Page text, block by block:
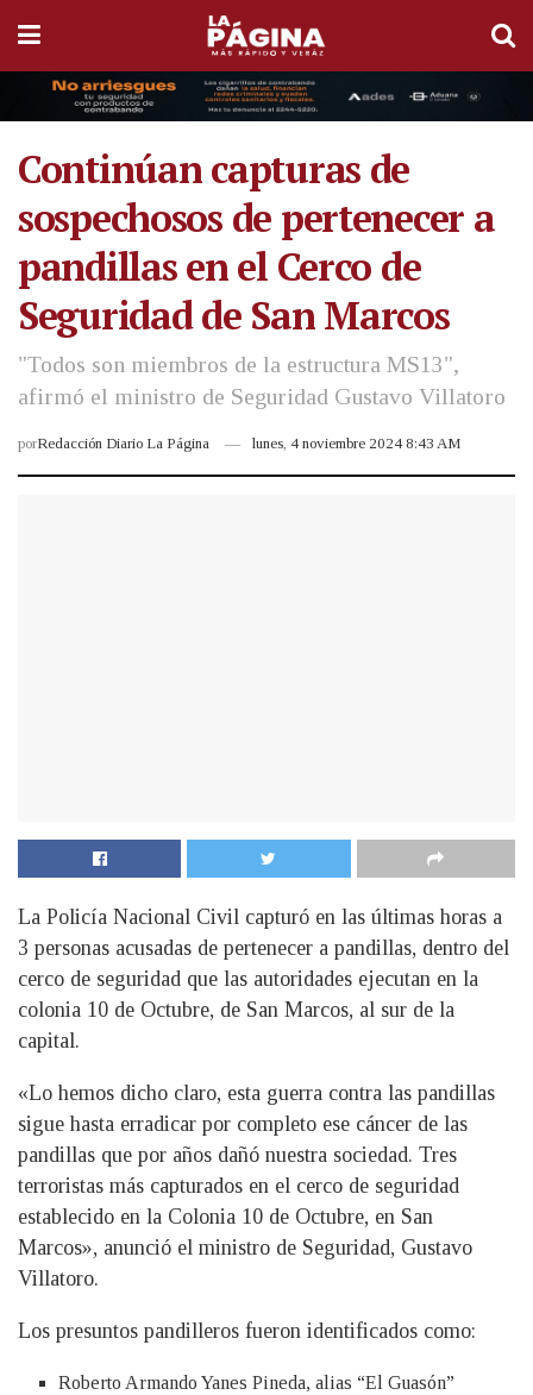
Continúan capturas de
sospechosos de pertenecer a
pandillas en el Cerco de
Seguridad de San Marcos
"Todos son miembros de la estructura MS13",
afirmó el ministro de Seguridad Gustavo Villatoro
porRedacción Diario La Página lunes, 4 noviembre 2024 8:43 AM
La Policía Nacional Civil capturó en las últimas horas a
3 personas acusadas de pertenecer a pandillas, dentro del
cerco de seguridad que las autoridades ejecutan en la
colonia 10 de Octubre, de San Marcos, al sur de la
capital.
«Lo hemos dicho claro, esta guerra contra las pandillas
sigue hasta erradicar por completo ese cáncer de las
pandillas que por años dañó nuestra sociedad. Tres
terroristas más capturados en el cerco de seguridad
establecido en la Colonia 10 de Octubre, en San
Marcos», anunció el ministro de Seguridad, Gustavo
Villatoro.
Los presuntos pandilleros fueron identificados como:
Roberto Armando Yanes Pineda, alias “El Guasón”